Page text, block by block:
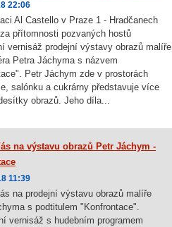
22:06
Al Castello v Praze 1 - Hradčanech
přítomnosti pozvaných hostů
vernisáž prodejní výstavy obrazů malíře
Petra Jáchyma s názvem
Petr Jáchym zde v prostorách
salónku a cukrárny představuje více
obrazů. Jeho díla...
na výstavu obrazů Petr Jáchym -
11:39
na prodejní výstavu obrazů malíře
s podtitulem "Konfrontace".
vernisáž s hudebním programem